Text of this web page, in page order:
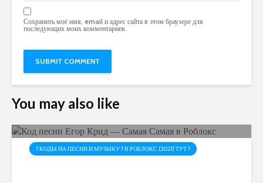
Сохранить моё имя, email и адрес сайта в этом браузере для
последующих моих комментариев.
You may also like
? КОДЫ НА ПЕСНИ И МУЗЫКУ ? В РОБЛОКС (2021) ТУТ ?